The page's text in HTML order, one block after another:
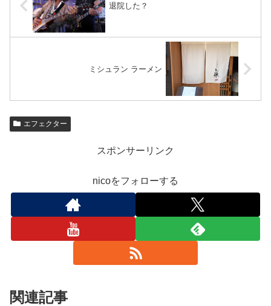
退院した？
ミシュラン ラーメン
エフェクター
スポンサーリンク
nicoをフォローする
関連記事